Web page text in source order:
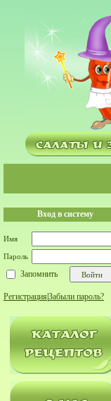
Вход в систему
Имя
Пароль
Запомнить
Регистрация Забыли пароль?